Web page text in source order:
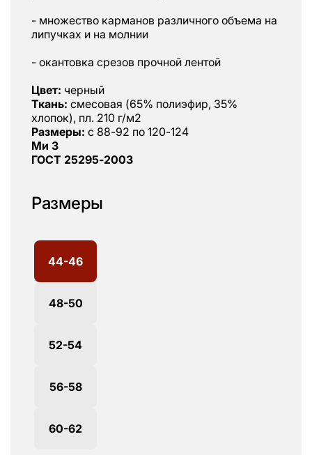
- множество карманов различного объема на
липучках и на молнии
- окантовка срезов прочной лентой
Цвет: черный
Ткань: смесовая (65% полиэфир, 35%
хлопок), пл. 210 г/м2
Размеры: с 88-92 по 120-124
Ми З
ГОСТ 25295-2003
Размеры
44-46
48-50
52-54
56-58
60-62